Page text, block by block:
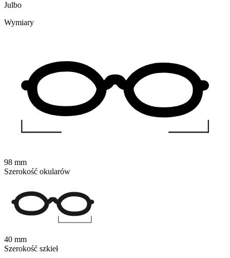
Julbo
Wymiary
98 mm
Szerokość okularów
40 mm
Szerokość szkieł